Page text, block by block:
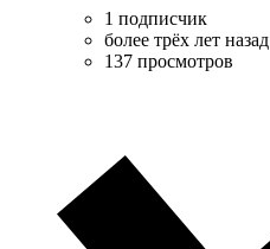
1 подписчик
более трёх лет назад
137 просмотров